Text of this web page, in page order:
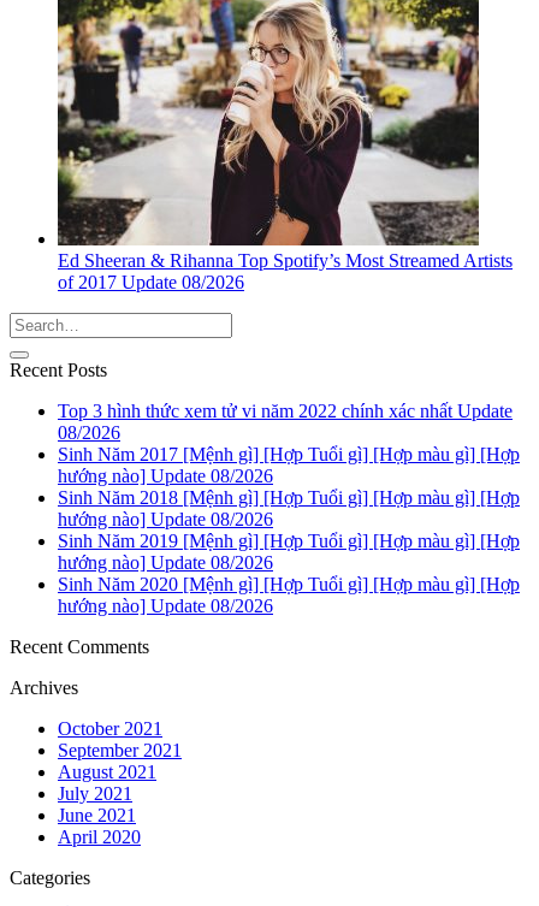
Ed Sheeran & Rihanna Top Spotify’s Most Streamed Artists
of 2017 Update 08/2026
Recent Posts
Top 3 hình thức xem tử vi năm 2022 chính xác nhất Update
08/2026
Sinh Năm 2017 [Mệnh gì] [Hợp Tuổi gì] [Hợp màu gì] [Hợp
hướng nào] Update 08/2026
Sinh Năm 2018 [Mệnh gì] [Hợp Tuổi gì] [Hợp màu gì] [Hợp
hướng nào] Update 08/2026
Sinh Năm 2019 [Mệnh gì] [Hợp Tuổi gì] [Hợp màu gì] [Hợp
hướng nào] Update 08/2026
Sinh Năm 2020 [Mệnh gì] [Hợp Tuổi gì] [Hợp màu gì] [Hợp
hướng nào] Update 08/2026
Recent Comments
Archives
October 2021
September 2021
August 2021
July 2021
June 2021
April 2020
Categories